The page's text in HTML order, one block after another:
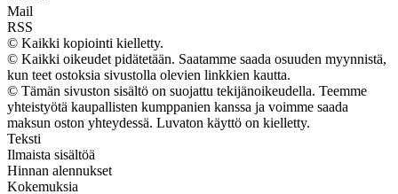
Mail
RSS
© Kaikki kopiointi kielletty.
© Kaikki oikeudet pidätetään. Saatamme saada osuuden myynnistä,
kun teet ostoksia sivustolla olevien linkkien kautta.
© Tämän sivuston sisältö on suojattu tekijänoikeudella. Teemme
yhteistyötä kaupallisten kumppanien kanssa ja voimme saada
maksun oston yhteydessä. Luvaton käyttö on kielletty.
Teksti
Ilmaista sisältöä
Hinnan alennukset
Kokemuksia